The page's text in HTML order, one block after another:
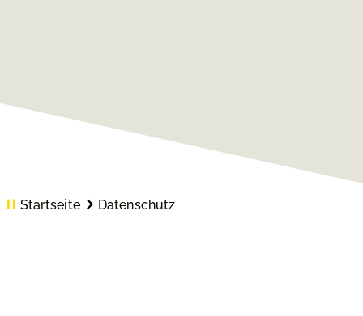
Startseite Datenschutz